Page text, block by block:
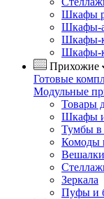
Шкафы
Шкафы-
Шкафы-
Шкафы-
Прихожие
Готовые
Модульные
Товары
Шкафы
Тумбы
Комоды
Вешалки
Зеркала
Пуфы и